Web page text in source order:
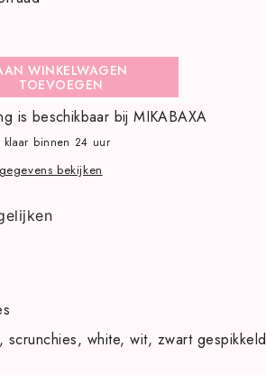
WINKELWAGEN
TOEVOEGEN
is beschikbaar bijMIKABAXA
klaar binnen 24 uur
bekijken
scrunchies white wit zwart gespikkeld